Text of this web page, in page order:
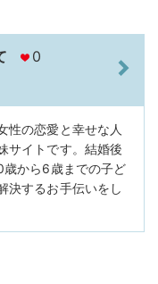
0
性の恋愛と幸せな人
サイトです。結婚後
から6歳までの子ど
決するお手伝いをし